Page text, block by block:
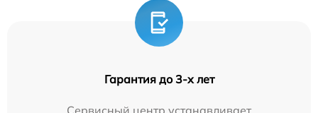
Гарантия до 3-х лет
Сервисный центр устанавливает